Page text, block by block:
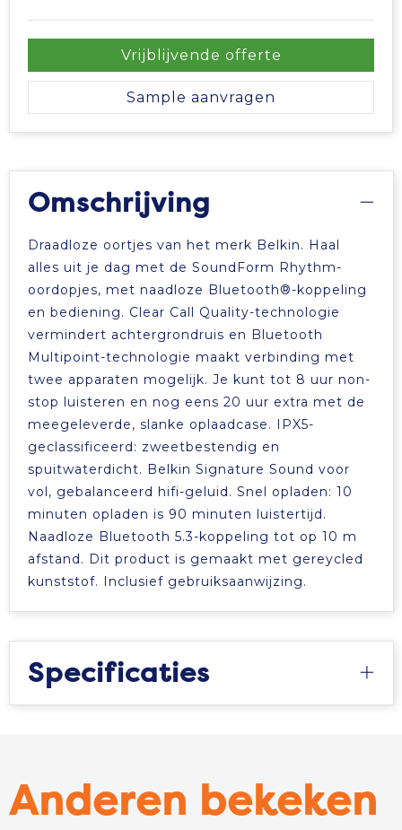
Vrijblijvende offerte
Sample aanvragen
Omschrijving
Draadloze oortjes van het merk Belkin. Haal
alles uit je dag met de SoundForm Rhythm-
oordopjes, met naadloze Bluetooth®-koppeling
en bediening. Clear Call Quality-technologie
vermindert achtergrondruis en Bluetooth
Multipoint-technologie maakt verbinding met
twee apparaten mogelijk. Je kunt tot 8 uur non-
stop luisteren en nog eens 20 uur extra met de
meegeleverde, slanke oplaadcase. IPX5-
geclassificeerd: zweetbestendig en
spuitwaterdicht. Belkin Signature Sound voor
vol, gebalanceerd hifi-geluid. Snel opladen: 10
minuten opladen is 90 minuten luistertijd.
Naadloze Bluetooth 5.3-koppeling tot op 10 m
afstand. Dit product is gemaakt met gereycled
kunststof. Inclusief gebruiksaanwijzing.
Specificaties
Anderen bekeken